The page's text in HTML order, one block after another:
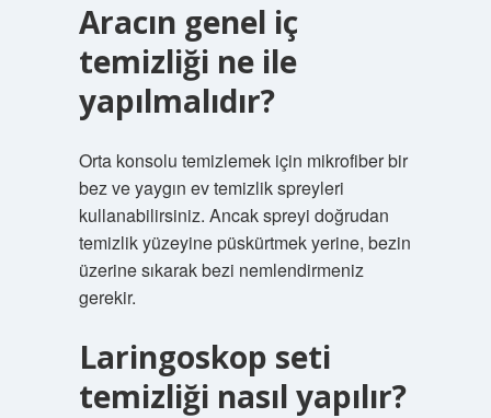
Aracın genel iç
temizliği ne ile
yapılmalıdır?
Orta konsolu temizlemek için mikrofiber bir
bez ve yaygın ev temizlik spreyleri
kullanabilirsiniz. Ancak spreyi doğrudan
temizlik yüzeyine püskürtmek yerine, bezin
üzerine sıkarak bezi nemlendirmeniz
gerekir.
Laringoskop seti
temizliği nasıl yapılır?